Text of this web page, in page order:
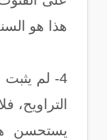
هذا هو
4- لم
التراويح،
يستحسن